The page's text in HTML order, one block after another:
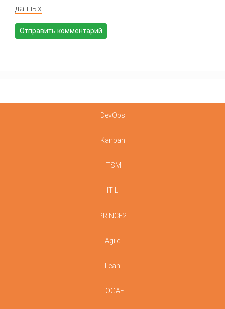
данных
DevOps
Kanban
ITSM
ITIL
PRINCE2
Agile
Lean
TOGAF